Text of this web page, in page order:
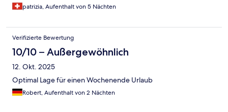
patrizia, Aufenthalt von 5 Nächten
Verifizierte Bewertung
10/10 – Außergewöhnlich
12. Okt. 2025
Optimal Lage für einen Wochenende Urlaub
Robert, Aufenthalt von 2 Nächten